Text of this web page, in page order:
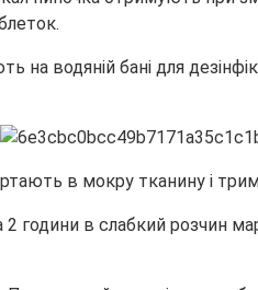
на водяній бані для
в мокру тканину і
години в слабкий розчин